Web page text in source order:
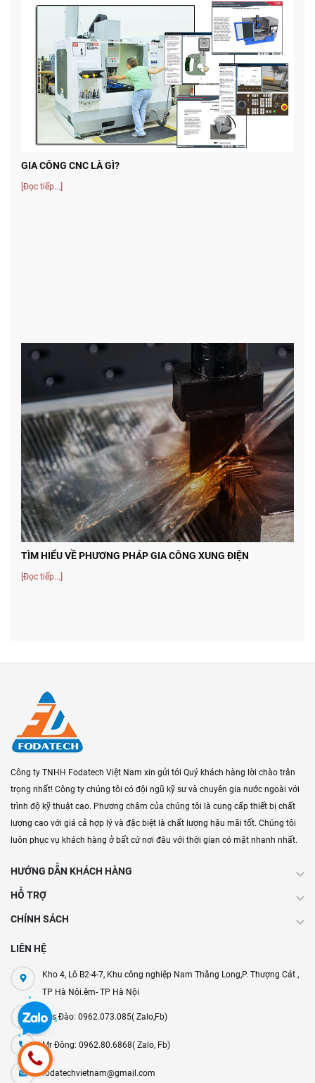
GIA CÔNG CNC LÀ GÌ?
[Đọc tiếp...]
TÌM HIỂU VỀ PHƯƠNG PHÁP GIA CÔNG XUNG ĐIỆN
[Đọc tiếp...]
Công ty TNHH Fodatech Việt Nam xin gửi tới Quý khách hàng lời chào trân
trọng nhất! Công ty chúng tôi có đội ngũ kỹ sư và chuyên gia nước ngoài với
trình độ kỹ thuật cao. Phương châm của chúng tôi là cung cấp thiết bị chất
lượng cao với giá cả hợp lý và đặc biệt là chất lượng hậu mãi tốt. Chúng tôi
luôn phục vụ khách hàng ở bất cứ nơi đâu với thời gian có mặt nhanh nhất.
HƯỚNG DẪN KHÁCH HÀNG
HỖ TRỢ
CHÍNH SÁCH
LIÊN HỆ
Kho 4, Lô B2-4-7, Khu công nghiệp Nam Thăng Long,P. Thượng Cát ,
TP Hà Nội.êm- TP Hà Nội
Mrs Đào: 0962.073.085( Zalo,Fb)
Mr Đông: 0962.80.6868( Zalo, Fb)
fodatechvietnam@gmail.com